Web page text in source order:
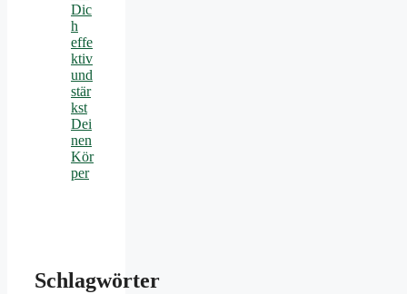
Dic
h
effe
ktiv
und
stär
kst
Dei
nen
Kör
per
Schlagwörter